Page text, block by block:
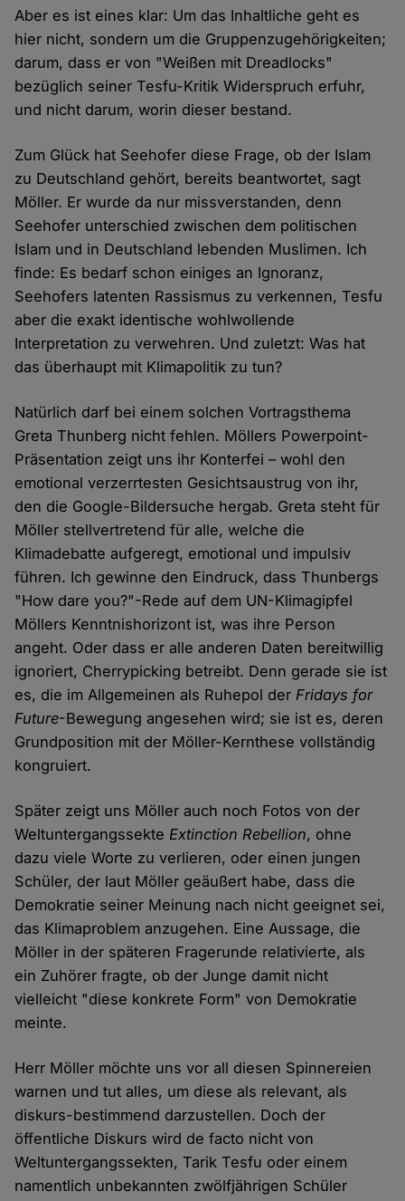
Aber es ist eines klar: Um das Inhaltliche geht es
hier nicht, sondern um die Gruppenzugehörigkeiten;
darum, dass er von "Weißen mit Dreadlocks"
bezüglich seiner Tesfu-Kritik Widerspruch erfuhr,
und nicht darum, worin dieser bestand.
Zum Glück hat Seehofer diese Frage, ob der Islam
zu Deutschland gehört, bereits beantwortet, sagt
Möller. Er wurde da nur missverstanden, denn
Seehofer unterschied zwischen dem politischen
Islam und in Deutschland lebenden Muslimen. Ich
finde: Es bedarf schon einiges an Ignoranz,
Seehofers latenten Rassismus zu verkennen, Tesfu
aber die exakt identische wohlwollende
Interpretation zu verwehren. Und zuletzt: Was hat
das überhaupt mit Klimapolitik zu tun?
Natürlich darf bei einem solchen Vortragsthema
Greta Thunberg nicht fehlen. Möllers Powerpoint-
Präsentation zeigt uns ihr Konterfei – wohl den
emotional verzerrtesten Gesichtsaustrug von ihr,
den die Google-Bildersuche hergab. Greta steht für
Möller stellvertretend für alle, welche die
Klimadebatte aufgeregt, emotional und impulsiv
führen. Ich gewinne den Eindruck, dass Thunbergs
"How dare you?"-Rede auf dem UN-Klimagipfel
Möllers Kenntnishorizont ist, was ihre Person
angeht. Oder dass er alle anderen Daten bereitwillig
ignoriert, Cherrypicking betreibt. Denn gerade sie ist
es, die im Allgemeinen als Ruhepol derFridays for
Future-Bewegung angesehen wird; sie ist es, deren
Grundposition mit der Möller-Kernthese vollständig
kongruiert.
Später zeigt uns Möller auch noch Fotos von der
WeltuntergangssekteExtinction Rebellion, ohne
dazu viele Worte zu verlieren, oder einen jungen
Schüler, der laut Möller geäußert habe, dass die
Demokratie seiner Meinung nach nicht geeignet sei,
das Klimaproblem anzugehen. Eine Aussage, die
Möller in der späteren Fragerunde relativierte, als
ein Zuhörer fragte, ob der Junge damit nicht
vielleicht "diese konkrete Form" von Demokratie
meinte.
Herr Möller möchte uns vor all diesen Spinnereien
warnen und tut alles, um diese als relevant, als
diskurs-bestimmend darzustellen. Doch der
öffentliche Diskurs wird de facto nicht von
Weltuntergangssekten, Tarik Tesfu oder einem
namentlich unbekannten zwölfjährigen Schüler